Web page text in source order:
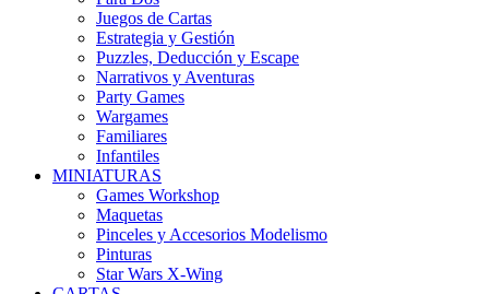
Juegos de Cartas
Estrategia y Gestión
Puzzles, Deducción y Escape
Narrativos y Aventuras
Party Games
Wargames
Familiares
Infantiles
MINIATURAS
Games Workshop
Maquetas
Pinceles y Accesorios Modelismo
Pinturas
Star Wars X-Wing